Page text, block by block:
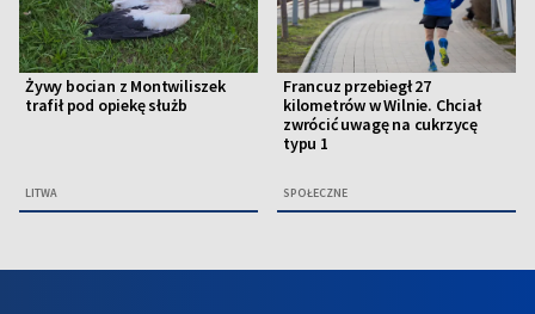
Żywy bocian z Montwiliszek
trafił pod opiekę służb
LITWA
Francuz przebiegł 27
kilometrów w Wilnie. Chciał
zwrócić uwagę na cukrzycę
typu 1
SPOŁECZNE